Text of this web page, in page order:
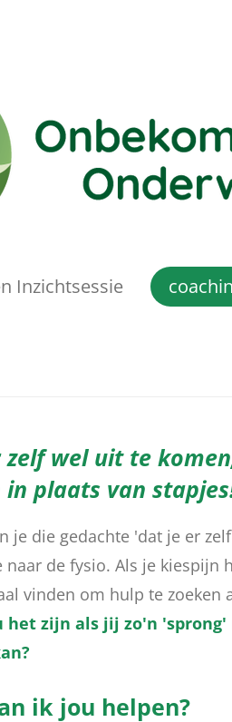
Inzichtsessie
wel uit te
plaats van
je die gedachte 'dat je er
naar de fysio. Als je kiespijn
vinden om hulp te zoeken
het zijn als jij zo'n
ik jou helpen?